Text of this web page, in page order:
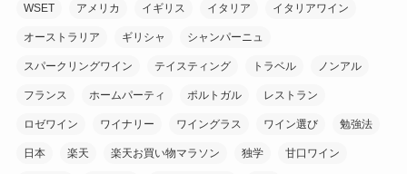
WSET アメリカ イギリス イタリア イタリアワイン
オーストラリア ギリシャ シャンパーニュ
スパークリングワイン テイスティング トラベル ノンアル
フランス ホームパーティ ポルトガル レストラン
ロゼワイン ワイナリー ワイングラス ワイン選び 勉強法
日本 楽天 楽天お買い物マラソン 独学 甘口ワイン